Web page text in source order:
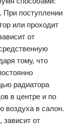
При поступлении
или проходит
от
тому, что
радиатора
в центре и по
воздуха в салон.
зависит от